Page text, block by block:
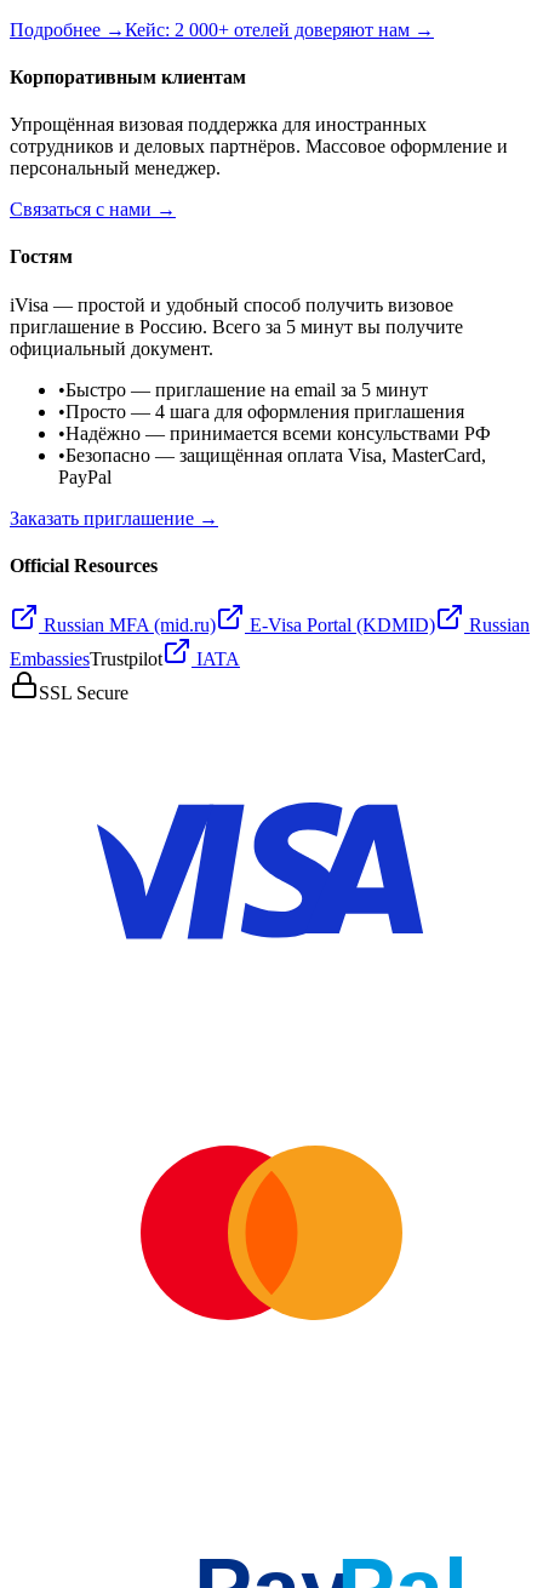
Подробнее →Кейс: 2 000+ отелей доверяют нам →
Корпоративным клиентам
Упрощённая визовая поддержка для иностранных
сотрудников и деловых партнёров. Массовое оформление и
персональный менеджер.
Связаться с нами →
Гостям
iVisa — простой и удобный способ получить визовое
приглашение в Россию. Всего за 5 минут вы получите
официальный документ.
•Быстро — приглашение на email за 5 минут
•Просто — 4 шага для оформления приглашения
•Надёжно — принимается всеми консульствами РФ
•Безопасно — защищённая оплата Visa, MasterCard,
PayPal
Заказать приглашение →
Official Resources
Russian MFA (mid.ru) E-Visa Portal (KDMID)
Russian
EmbassiesTrustpilot
IATA
SSL Secure